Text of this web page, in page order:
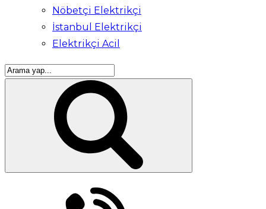
Nöbetçi Elektrikçi
İstanbul Elektrikçi
Elektrikçi Acil